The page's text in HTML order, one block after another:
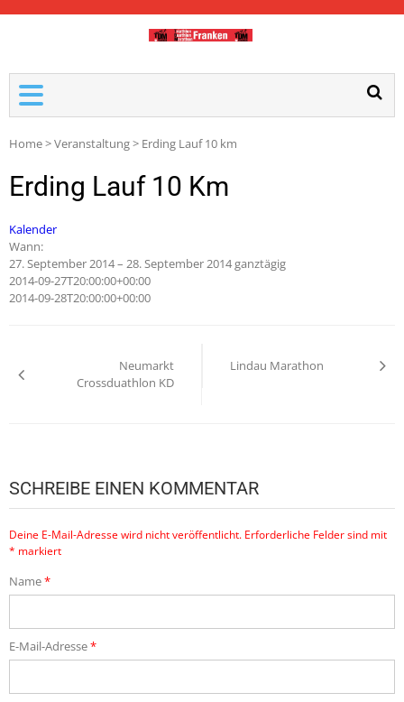
Home>Veranstaltung> Erding Lauf 10 km
Erding Lauf 10 Km
Kalender
Wann:
27. September 2014 – 28. September 2014ganztägig
2014-09-27T20:00:00+00:00
2014-09-28T20:00:00+00:00
Neumarkt
Crossduathlon KD
Lindau Marathon
SCHREIBE EINEN KOMMENTAR
Deine E-Mail-Adresse wird nicht veröffentlicht. Erforderliche Felder sind mit
* markiert
Name*
E-Mail-Adresse*